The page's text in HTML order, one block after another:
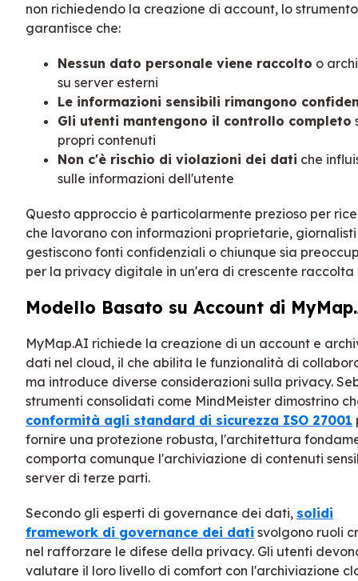
non richiedendo la creazione di account, lo strumento
garantisce che:
Nessun dato personale viene raccolto o
su server esterni
Le informazioni sensibili rimangono
Gli utenti mantengono il controllo completo
propri contenuti
Non c'è rischio di violazioni dei dati che
sulle informazioni dell'utente
Questo approccio è particolarmente prezioso per
che lavorano con informazioni proprietarie,
gestiscono fonti confidenziali o chiunque sia
per la privacy digitale in un'era di crescente raccolta
Modello Basato su Account di
MyMap.AI richiede la creazione di un account e
dati nel cloud, il che abilita le funzionalità di
ma introduce diverse considerazioni sulla privacy.
strumenti consolidati come MindMeister dimostrino
conformità agli standard di sicurezza ISO 27001
fornire una protezione robusta, l'architettura
comporta comunque l'archiviazione di contenuti
server di terze parti.
Secondo gli esperti di governance dei dati, solidi
framework di governance dei dati svolgono ruoli
nel rafforzare le difese della privacy. Gli utenti
valutare il loro livello di comfort con l'archiviazione